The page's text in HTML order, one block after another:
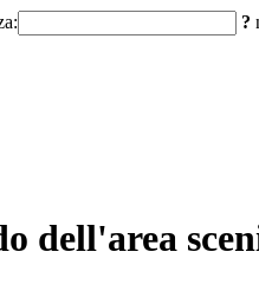
?
dell'area